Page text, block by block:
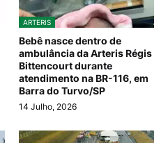
ARTERIS
Bebê nasce dentro de
ambulância da Arteris Régis
Bittencourt durante
atendimento na BR-116, em
Barra do Turvo/SP
14 Julho, 2026